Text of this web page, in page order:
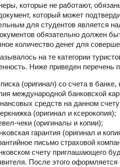
которые не работают,
который может
для студентов является
обязательно должен
количество денег для
на те категории
Ниже приведен перечень
(оригинал) со счета в
международной банковской
средств на данном
(оригинал и ксерокопия);
чеки (оригиналы и копии);
гарантия (оригинал и
письмо страховой
счету приглашающего
После этого оформляется